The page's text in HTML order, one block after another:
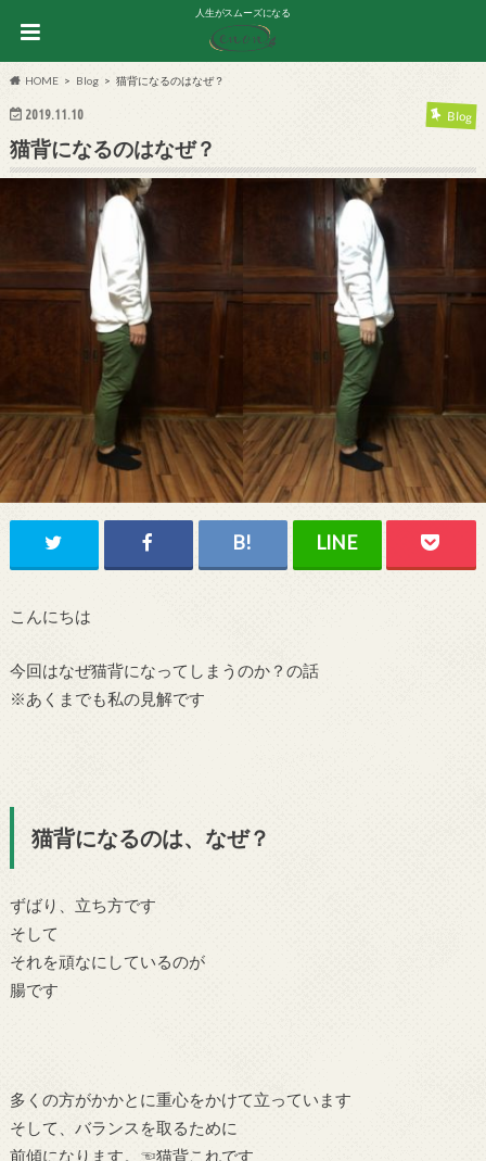
人生がスムーズになる
HOME Blog 猫背になるのはなぜ？
2019.11.10 Blog
猫背になるのはなぜ？
こんにちは
今回はなぜ猫背になってしまうのか？の話
※あくまでも私の見解です
猫背になるのは、なぜ？
ずばり、立ち方です
そして
それを頑なにしているのが
腸です
多くの方がかかとに重心をかけて立っています
そして、バランスを取るために
前傾になります。☜猫背これです